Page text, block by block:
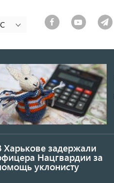
Харькове задержали
Нацгвардии за
уклонисту